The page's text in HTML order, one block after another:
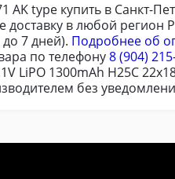
AK type купить в
доставку в любой
7 дней). Подробнее об
по телефону8 (904)
LiPO 1300mAh H25C
без